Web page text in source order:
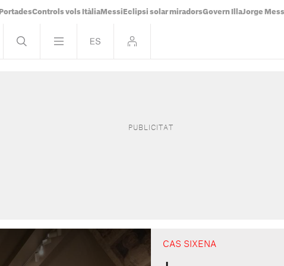
PortadesControls vols Itàlia Messi Eclipsi solar miradorsGovern IllaJorge
CAS SIXENA